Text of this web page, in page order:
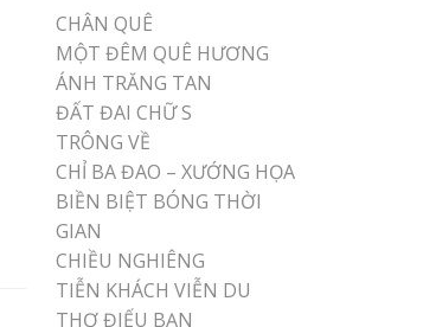
CHÂN QUÊ
MỘT ĐÊM QUÊ HƯƠNG
ÁNH TRĂNG TAN
ĐẤT ĐAI CHỮ S
TRÔNG VỀ
CHỈ BA ĐAO – XƯỚNG HỌA
BIỀN BIỆT BÓNG THỜI
GIAN
CHIỀU NGHIÊNG
TIỄN KHÁCH VIỄN DU
THƠ ĐIẾU BẠN